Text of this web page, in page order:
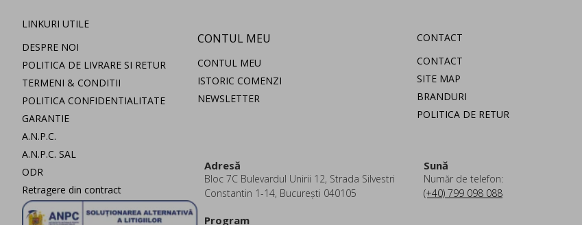
LINKURI UTILE
DESPRE NOI
POLITICA DE LIVRARE SI RETUR
TERMENI & CONDITII
POLITICA CONFIDENTIALITATE
GARANTIE
A.N.P.C.
A.N.P.C. SAL
ODR
Retragere din contract
CONTUL MEU
CONTUL MEU
ISTORIC COMENZI
NEWSLETTER
CONTACT
CONTACT
SITE MAP
BRANDURI
POLITICA DE RETUR
Adresă
Bloc 7C Bulevardul Unirii 12, Strada Silvestri
Constantin 1-14, București 040105
Sună
Număr de telefon:
(+40) 799 098 088
Program